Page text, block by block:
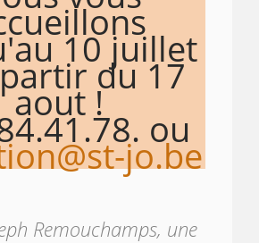
10 juillet
du 17
aout !
ou
jo.be
Remouchamps, une